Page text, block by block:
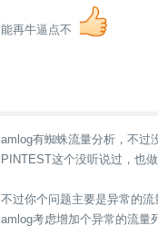
能再牛逼点不
amlog有蜘蛛流量分析，不过
PINTEST这个没听说过，也
不过你个问题主要是异常的流
amlog考虑增加个异常的流量